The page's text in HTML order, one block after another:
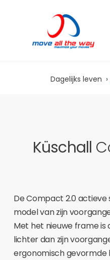
Dagelijks leven ›
Küschall
De Compact 2.0
model van zijn
Met het nieuwe frame is
lichter dan zijn
ergonomisch gevormde